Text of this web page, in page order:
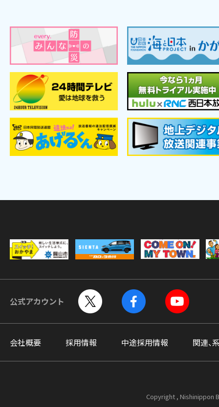
公式アカウント
会社概要 採用情報 中途採用情報 関連、
Copyright , Nishinippon